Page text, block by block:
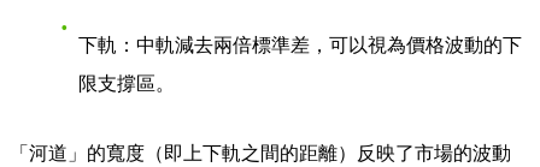
下軌 ：中軌減去兩倍標準差，可以視為價格波動的下
限支撐區。
「河道」的寬度（即上下軌之間的距離）反映了市場的波動